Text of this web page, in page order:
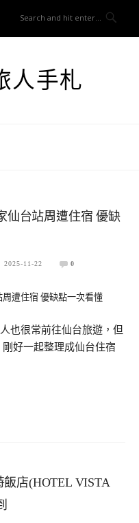
人手札
仙台站周遭住宿 優缺
2025-11-22 0
也很常前往仙台旅遊，但
好一起整理成仙台住宿
飯店(HOTEL VISTA